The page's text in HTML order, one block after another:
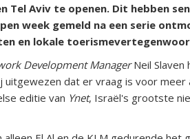
Tel Aviv te openen. Dit hebben
week gemeld na een serie
en lokale
Development ManagerNeil Slaven
uitgewezen dat er vraag is voor
editie van Ynet, Israël's grootste